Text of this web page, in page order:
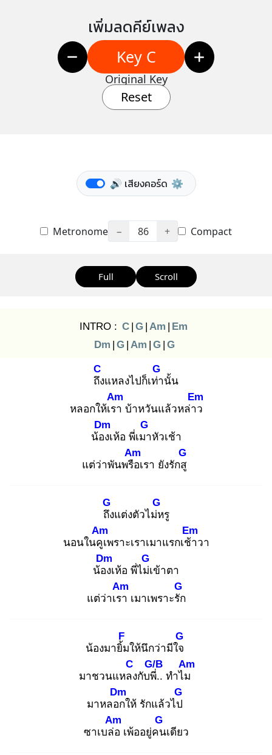
เพิ่มลดคีย์เพลง
Key C
Original Key
Reset
🔊 เสียงคอร์ด ⚙️
Metronome − 86 + Compact
Full Scroll
INTRO : C | G | Am | Em
Dm | G | Am | G | G
ถึง
C
แหลงไปก็เท่า
G
นั้น
หลอกให้เรา
Am
บ้าหวันแล้วหล่าว
Em
น้อง
Dm
เห้อ พี่เมา
G
หัวเช้า
แต่ว่าพันพรือ
Am
เรา ยังรักสู
G
ถึง
G
แต่งตัวไม่ห
G
รู
นอนในคูเ
Am
พราะเราเมาแรกเช้า
Em
วา
น้อง
Dm
เห้อ พี่ไม่เ
G
ข้าตา
แต่ว่าเรา
Am
เมาเพราะรัก
G
น้องมายิ้ม
F
ให้นึกว่ามีใจ
G
มาชวนแหลง
C
กับพี่.
G/B
. ทำไม
Am
มาหลอก
Dm
ให้ รักแล้วไป
G
ซาเบล่อ
Am
เพ้ออยู่คน
G
เดียว